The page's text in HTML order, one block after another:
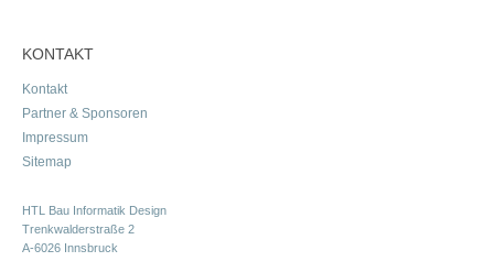
KONTAKT
Kontakt
Partner & Sponsoren
Impressum
Sitemap
HTL Bau Informatik Design
Trenkwalderstraße 2
A-6026 Innsbruck